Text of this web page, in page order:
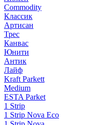
Commodity
Классик
Артисан
Трес
Канвас
Юнити
Антик
Лайф
Kraft Parkett
Medium
ESTA Parket
1 Strip
1 Strip Nova Eco